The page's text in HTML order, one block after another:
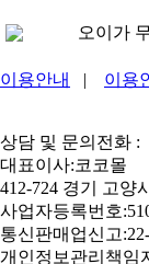
오이가
바나나
남에게
길은 길
감은 감
이용안내 | 이용
상담 및 문의전화 :
대표이사:코코몰
412-724 경기 고양
사업자등록번호
통신판매업신고
개인정보관리책임